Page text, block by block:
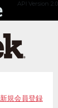
API Version 2.0
新規会員登録